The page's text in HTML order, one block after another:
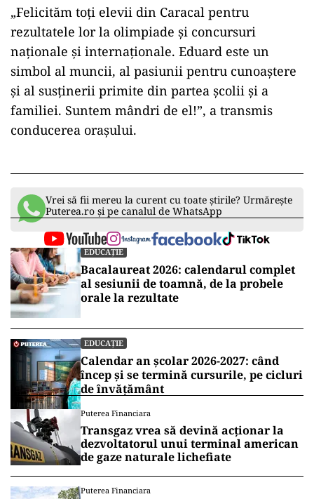
„Felicităm toți elevii din Caracal pentru
rezultatele lor la olimpiade și concursuri
naționale și internaționale. Eduard este un
simbol al muncii, al pasiunii pentru cunoaștere
și al susținerii primite din partea școlii și a
familiei. Suntem mândri de el!”, a transmis
conducerea orașului.
Vrei să fii mereu la curent cu toate știrile? Urmărește
Puterea.ro și pe canalul de WhatsApp
EDUCAȚIE
Bacalaureat 2026: calendarul complet
al sesiunii de toamnă, de la probele
orale la rezultate
EDUCAȚIE
Calendar an școlar 2026-2027: când
încep și se termină cursurile, pe cicluri
de învățământ
Puterea Financiara
Transgaz vrea să devină acționar la
dezvoltatorul unui terminal american
de gaze naturale lichefiate
Puterea Financiara